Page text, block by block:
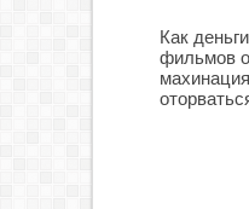
Как
фильмов